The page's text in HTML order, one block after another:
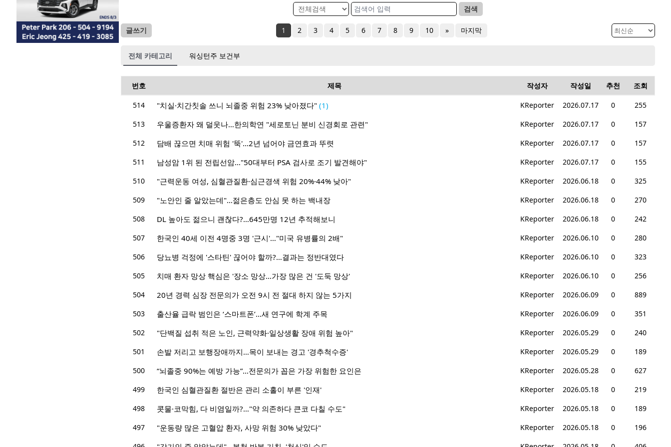
검색
글쓰기 1 2 3 4 5 6 7 8 9 10 » 마지막
전체 카테고리 워싱턴주 보건부
번호 제목 작성자 작성일 추천 조회
514 "치실·치간칫솔 쓰니 뇌졸중 위험 23% 낮아졌다" (1) KReporter 2026.07.17 0
255
513
우울증환자 왜 덜웃나…한의학연 "세로토닌 분비 신경회로 관련" KReporter 2026.07.17 0
157
512
담배 끊으면 치매 위험 '뚝'…2년 넘어야 금연효과 뚜렷 KReporter 2026.07.17 0
157
511
남성암 1위 된 전립선암…"50대부터 PSA 검사로 조기 발견해야" KReporter 2026.07.17 0
155
510
"근력운동 여성, 심혈관질환·심근경색 위험 20%·44% 낮아" KReporter 2026.06.18 0
325
509
"노안인 줄 알았는데"…젊은층도 안심 못 하는 백내장 KReporter 2026.06.18 0
270
508
DL 높아도 젊으니 괜찮다?…645만명 12년 추적해보니 KReporter 2026.06.18 0
242
507
한국인 40세 이전 4명중 3명 '근시'…"미국 유병률의 2배" KReporter 2026.06.10 0
280
506
당뇨병 걱정에 '스타틴' 끊어야 할까?…결과는 정반대였다 KReporter 2026.06.10 0
323
505
치매 환자 망상 핵심은 '장소 망상…가장 많은 건 '도둑 망상' KReporter 2026.06.10 0
256
504
20년 경력 심장 전문의가 오전 9시 전 절대 하지 않는 5가지 KReporter 2026.06.09 0
889
503
출산율 급락 범인은 ‘스마트폰’…새 연구에 학계 주목 KReporter 2026.06.09 0
351
502
"단백질 섭취 적은 노인, 근력약화·일상생활 장애 위험 높아" KReporter 2026.05.29 0
240
501
손발 저리고 보행장애까지…목이 보내는 경고 '경추척수증' KReporter 2026.05.29 0
189
500
“뇌졸중 90%는 예방 가능”…전문의가 꼽은 가장 위험한 요인은 KReporter 2026.05.28 0
627
499
한국인 심혈관질환 절반은 관리 소홀이 부른 '인재' KReporter 2026.05.18 0
219
498
콧물·코막힘, 다 비염일까?…"약 의존하다 큰코 다칠 수도" KReporter 2026.05.18 0
189
497
"운동량 많은 고혈압 환자, 사망 위험 30% 낮았다" KReporter 2026.05.18 0
196